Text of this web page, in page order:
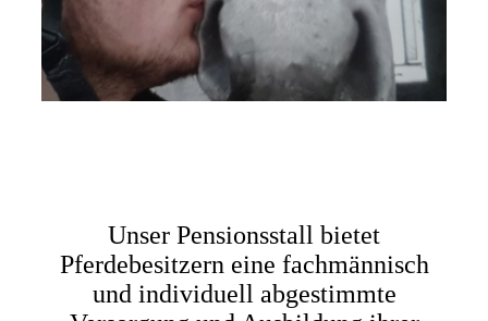
Unser Pensionsstall bietet
Pferdebesitzern eine fachmännisch
und individuell abgestimmte